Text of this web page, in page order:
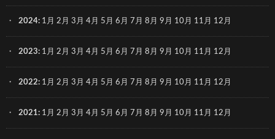
2024: 1月 2月 3月 4月 5月 6月 7月 8月 9月 10月 11月 12月
2023: 1月 2月 3月 4月 5月 6月 7月 8月 9月 10月 11月 12月
2022: 1月 2月 3月 4月 5月 6月 7月 8月 9月 10月 11月 12月
2021: 1月 2月 3月 4月 5月 6月 7月 8月 9月 10月 11月 12月